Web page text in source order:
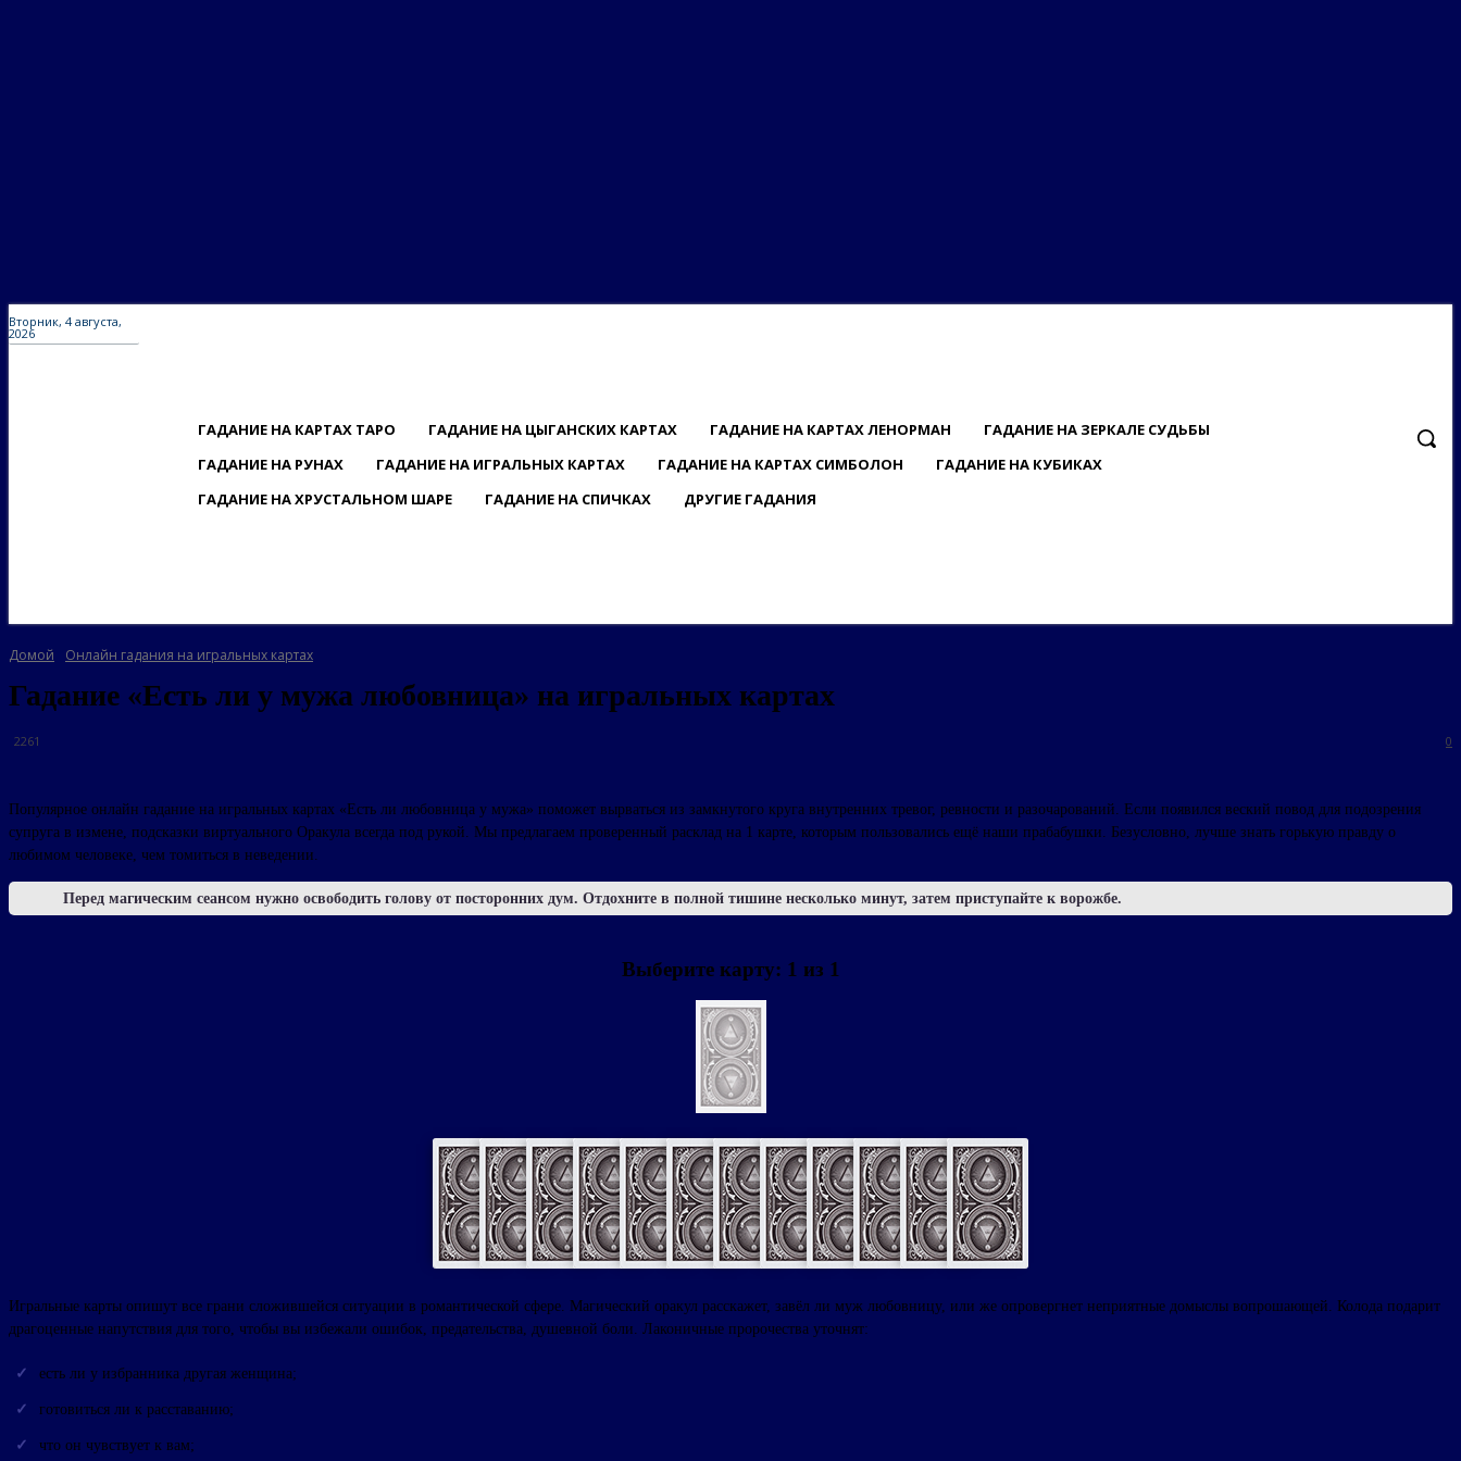
Вторник, 4 августа,
2026
ГАДАНИЕ НА КАРТАХ ТАРО ГАДАНИЕ НА ЦЫГАНСКИХ КАРТАХ ГАДАНИЕ НА КАРТАХ ЛЕНОРМАН
ГАДАНИЕ НА ЗЕРКАЛЕ СУДЬБЫ
ГАДАНИЕ НА РУНАХ
ГАДАНИЕ НА ИГРАЛЬНЫХ КАРТАХ ГАДАНИЕ НА КАРТАХ СИМБОЛОН
ГАДАНИЕ НА КУБИКАХ
ГАДАНИЕ НА ХРУСТАЛЬНОМ ШАРЕ
ГАДАНИЕ НА СПИЧКАХ ДРУГИЕ ГАДАНИЯ
Домой Онлайн гадания на игральных картах
Гадание «Есть ли у мужа любовница» на игральных картах
0
2261
Популярное онлайн гадание на игральных картах «Есть ли любовница у мужа» поможет вырваться из замкнутого круга внутренних тревог, ревности и разочарований. Если появился веский повод для подозрения
супруга в измене, подсказки виртуального Оракула всегда под рукой. Мы предлагаем проверенный расклад на 1 карте, которым пользовались ещё наши прабабушки. Безусловно, лучше знать горькую правду о
любимом человеке, чем томиться в неведении.
Перед магическим сеансом нужно освободить голову от посторонних дум. Отдохните в полной тишине несколько минут, затем приступайте к ворожбе.
Выберите карту: 1 из 1
Игральные карты опишут все грани сложившейся ситуации в романтической сфере. Магический оракул расскажет, завёл ли муж любовницу, или же опровергнет неприятные домыслы вопрошающей. Колода подарит
драгоценные напутствия для того, чтобы вы избежали ошибок, предательства, душевной боли. Лаконичные пророчества уточнят:
есть ли у избранника другая женщина;
готовиться ли к расставанию;
что он чувствует к вам;